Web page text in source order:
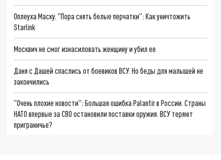
Оплеуха Маску. "Пора снять белые перчатки": Как уничтожить
Starlink
Москвич не смог изнасиловать женщину и убил ее
Даня с Дашей спаслись от боевиков ВСУ. Но беды для малышей не
закончились
"Очень плохие новости": Большая ошибка Palantir в России. Страны
НАТО впервые за СВО остановили поставки оружия. ВСУ теряют
приграничье?